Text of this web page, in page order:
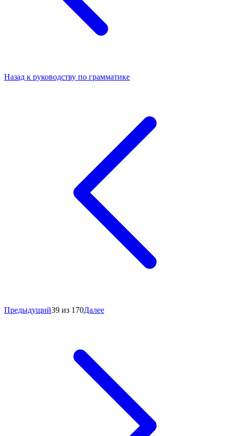
Назад к руководству по грамматике
Предыдущий39 из 170Далее